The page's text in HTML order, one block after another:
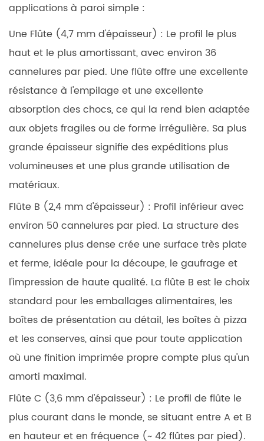
applications à paroi simple :
Une Flûte (4,7 mm d'épaisseur) : Le profil le plus
haut et le plus amortissant, avec environ 36
cannelures par pied. Une flûte offre une excellente
résistance à l'empilage et une excellente
absorption des chocs, ce qui la rend bien adaptée
aux objets fragiles ou de forme irrégulière. Sa plus
grande épaisseur signifie des expéditions plus
volumineuses et une plus grande utilisation de
matériaux.
Flûte B (2,4 mm d'épaisseur) : Profil inférieur avec
environ 50 cannelures par pied. La structure des
cannelures plus dense crée une surface très plate
et ferme, idéale pour la découpe, le gaufrage et
l'impression de haute qualité. La flûte B est le choix
standard pour les emballages alimentaires, les
boîtes de présentation au détail, les boîtes à pizza
et les conserves, ainsi que pour toute application
où une finition imprimée propre compte plus qu'un
amorti maximal.
Flûte C (3,6 mm d'épaisseur) : Le profil de flûte le
plus courant dans le monde, se situant entre A et B
en hauteur et en fréquence (~ 42 flûtes par pied).